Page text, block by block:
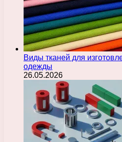
Виды тканей для
одежды
26.05.2026